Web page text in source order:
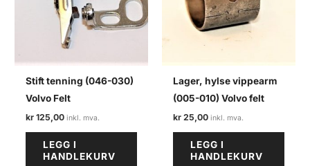
Stift tenning (046-030)
Volvo Felt
kr 125,00
LEGG I
HANDLEKURV
Lager, hylse vippearm
(005-010) Volvo felt
kr 25,00
LEGG I
HANDLEKURV